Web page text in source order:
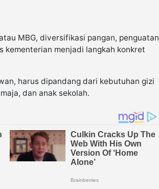
MBG, diversifikasi pangan, penguatan
kementerian menjadi langkah konkret
harus dipandang dari kebutuhan gizi
dan anak sekolah.